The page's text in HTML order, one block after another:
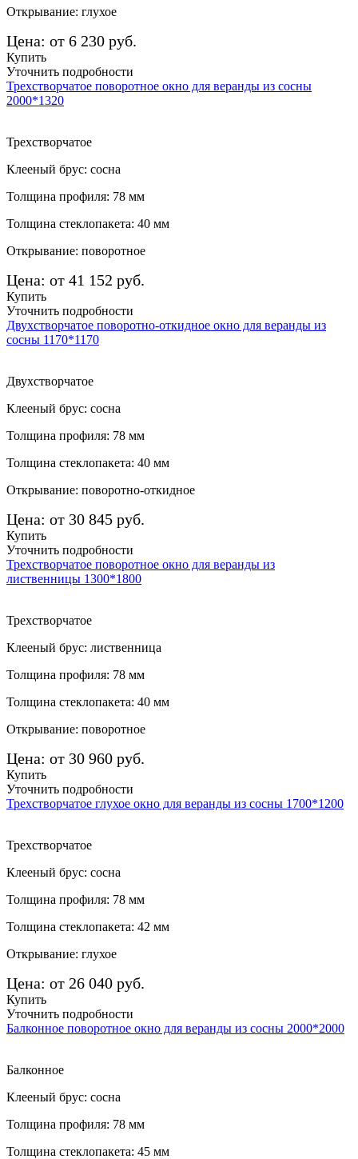
Открывание: глухое
Цена: от 6 230 руб.
Купить
Уточнить подробности
Трехстворчатое поворотное окно для веранды из сосны
2000*1320
Трехстворчатое
Клееный брус: сосна
Толщина профиля: 78 мм
Толщина стеклопакета: 40 мм
Открывание: поворотное
Цена: от 41 152 руб.
Купить
Уточнить подробности
Двухстворчатое поворотно-откидное окно для веранды из
сосны 1170*1170
Двухстворчатое
Клееный брус: сосна
Толщина профиля: 78 мм
Толщина стеклопакета: 40 мм
Открывание: поворотно-откидное
Цена: от 30 845 руб.
Купить
Уточнить подробности
Трехстворчатое поворотное окно для веранды из
лиственницы 1300*1800
Трехстворчатое
Клееный брус: лиственница
Толщина профиля: 78 мм
Толщина стеклопакета: 40 мм
Открывание: поворотное
Цена: от 30 960 руб.
Купить
Уточнить подробности
Трехстворчатое глухое окно для веранды из сосны 1700*1200
Трехстворчатое
Клееный брус: сосна
Толщина профиля: 78 мм
Толщина стеклопакета: 42 мм
Открывание: глухое
Цена: от 26 040 руб.
Купить
Уточнить подробности
Балконное поворотное окно для веранды из сосны 2000*2000
Балконное
Клееный брус: сосна
Толщина профиля: 78 мм
Толщина стеклопакета: 45 мм